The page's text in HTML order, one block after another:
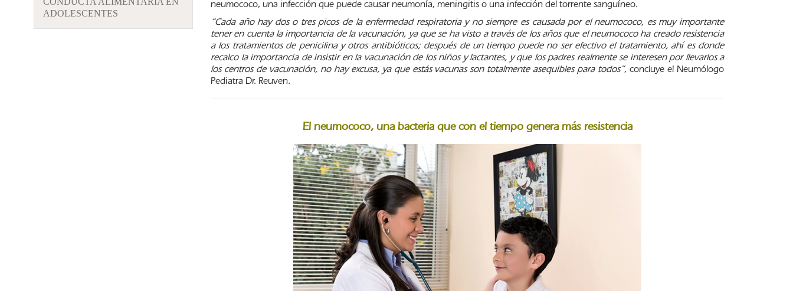
ADOLESCENTES
neumococo, una infección que puede causar neumonía, meningitis o una infección del torrente sanguíneo.
“Cada año hay dos o tres picos de la enfermedad respiratoria y no siempre es causada por el neumococo, es muy importante
tener en cuenta la importancia de la vacunación, ya que se ha visto a través de los años que el neumococo ha creado resistencia
a los tratamientos de penicilina y otros antibióticos; después de un tiempo puede no ser efectivo el tratamiento, ahí es donde
recalco la importancia de insistir en la vacunación de los niños y lactantes, y que los padres realmente se interesen por llevarlos a
los centros de vacunación, no hay excusa, ya que estás vacunas son totalmente asequibles para todos”, concluye el Neumólogo
Pediatra Dr. Reuven.
El neumococo, una bacteria que con el tiempo genera más resistencia